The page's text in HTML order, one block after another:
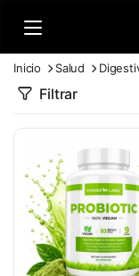
Inicio Salud
Filtrar